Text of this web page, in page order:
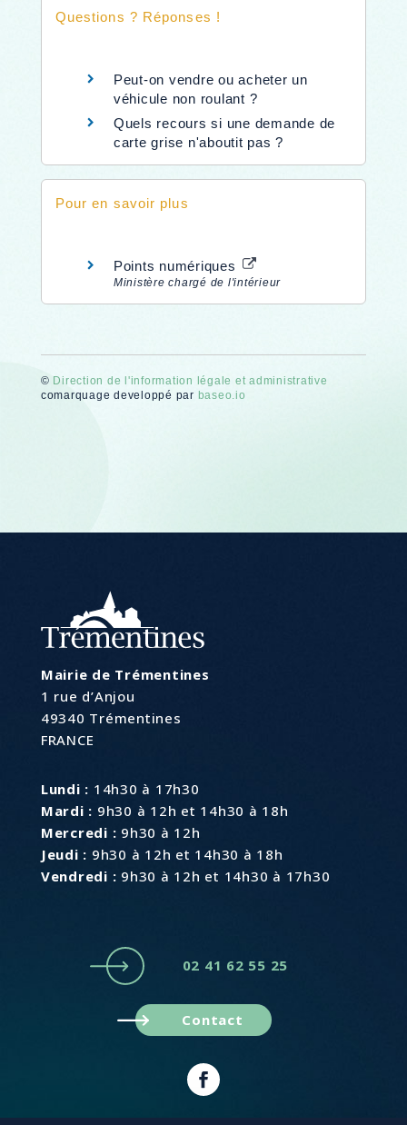
Questions ? Réponses !
Peut-on vendre ou acheter un
véhicule non roulant ?
Quels recours si une demande de
carte grise n'aboutit pas ?
Pour en savoir plus
Points numériques
Ministère chargé de l'intérieur
© Direction de l'information légale et administrative
comarquage developpé par baseo.io
Mairie de Trémentines
1 rue d’Anjou
49340 Trémentines
FRANCE
Lundi : 14h30 à 17h30
Mardi : 9h30 à 12h et 14h30 à 18h
Mercredi : 9h30 à 12h
Jeudi : 9h30 à 12h et 14h30 à 18h
Vendredi : 9h30 à 12h et 14h30 à 17h30
02 41 62 55 25
Contact